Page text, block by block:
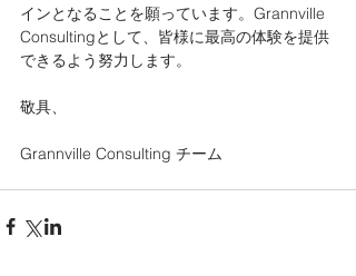
インとなることを願っています。Grannville
Consultingとして、皆様に最高の体験を提供
できるよう努力します。
敬具、
Grannville Consulting チーム